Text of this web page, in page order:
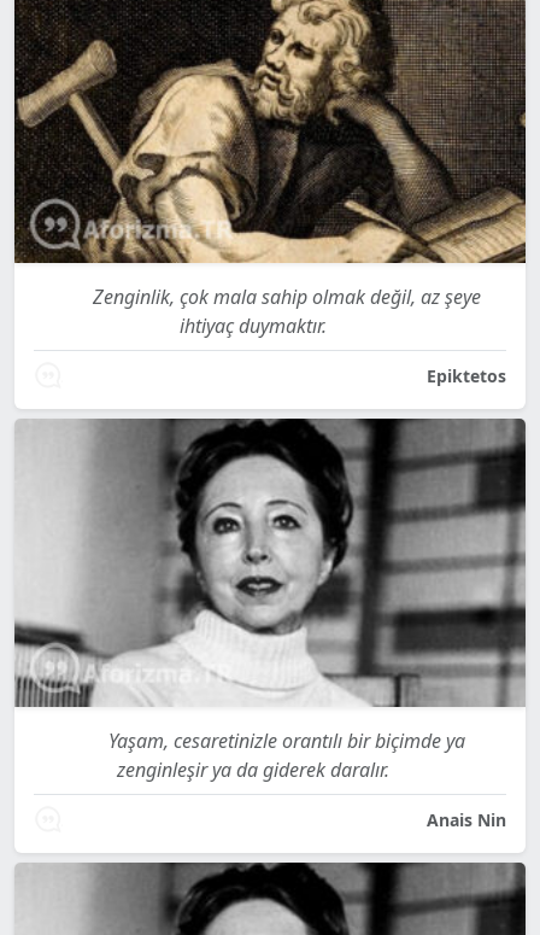
Zenginlik, çok mala sahip olmak değil, az şeye
ihtiyaç duymaktır.
Epiktetos
Yaşam, cesaretinizle orantılı bir biçimde ya
zenginleşir ya da giderek daralır.
Anais Nin